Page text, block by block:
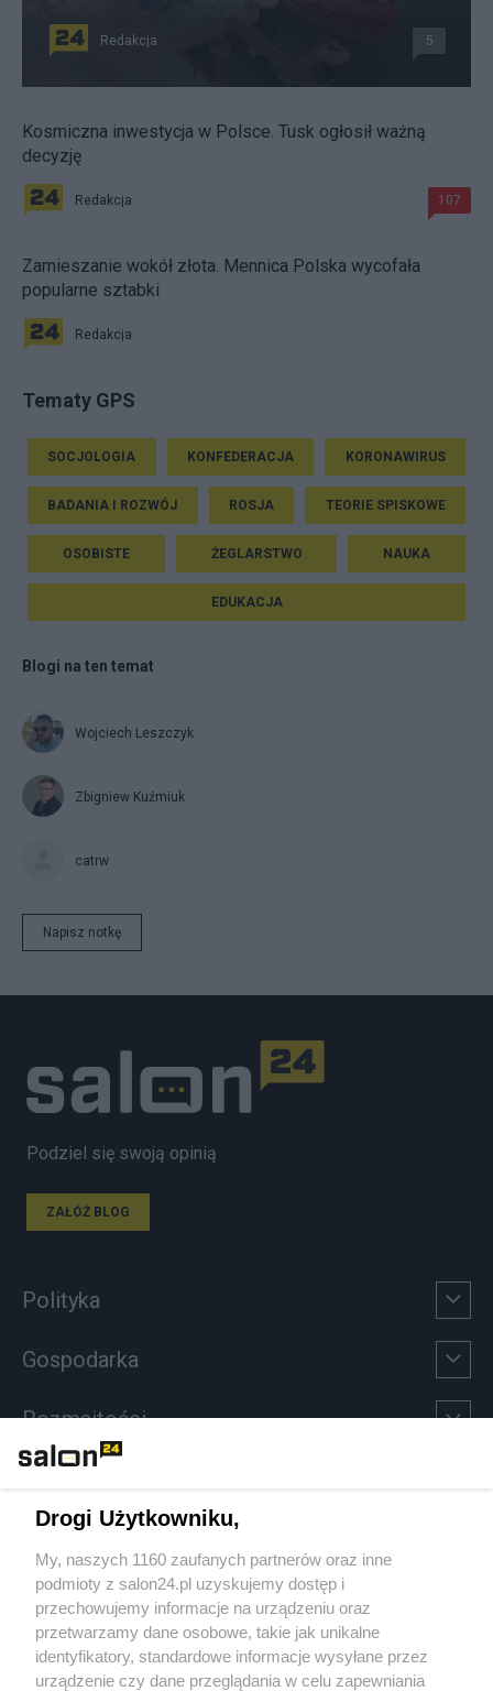
Redakcja 5
Kosmiczna inwestycja w Polsce. Tusk ogłosił ważną
decyzję
Redakcja 107
Zamieszanie wokół złota. Mennica Polska wycofała
popularne sztabki
Redakcja
Tematy GPS
SOCJOLOGIA KONFEDERACJA KORONAWIRUS
BADANIA I ROZWÓJ ROSJA TEORIE SPISKOWE
OSOBISTE ŻEGLARSTWO NAUKA
EDUKACJA
Blogi na ten temat
Wojciech Leszczyk
Zbigniew Kuźmiuk
catrw
Napisz notkę
Podziel się swoją opinią
ZAŁÓŻ BLOG
Polityka
Gospodarka
Rozmaitości
Sport
Społeczeństwo
Kultura
Drogi Użytkowniku,
My, naszych 1160 zaufanych partnerów oraz inne
podmioty z salon24.pl uzyskujemy dostęp i
przechowujemy informacje na urządzeniu oraz
przetwarzamy dane osobowe, takie jak unikalne
identyfikatory, standardowe informacje wysyłane przez
urządzenie czy dane przeglądania w celu zapewniania